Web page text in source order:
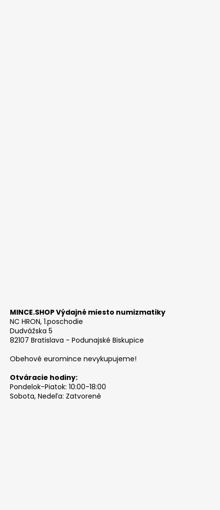
MINCE.SHOP Výdajné miesto numizmatiky
NC HRON, 1.poschodie
Dudvážska 5
82107 Bratislava - Podunajské Biskupice
Obehové euromince nevykupujeme!
Otváracie hodiny:
Pondelok-Piatok: 10:00-18:00
Sobota, Nedeľa: Zatvorené